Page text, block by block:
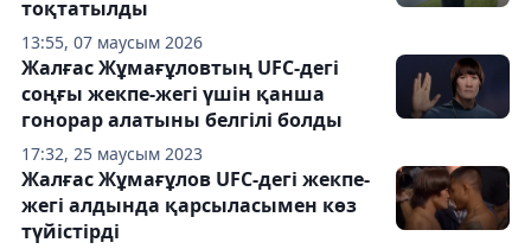
13:55, 07 маусым 2026
тоқтатылды
17:32, 25 маусым 2023
Жалғас Жұмағұловтың UFC-дегі
соңғы жекпе-жегі үшін қанша
гонорар алатыны белгілі болды
Жалғас Жұмағұлов UFC-дегі жекпе-
жегі алдында қарсыласымен көз
түйістірді